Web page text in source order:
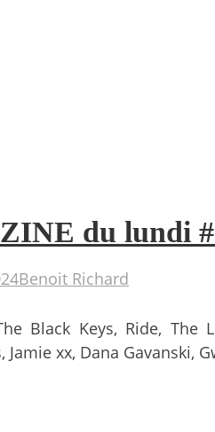
du lundi
Benoit Richard
Black Keys, Ride, The
Jamie xx, Dana Gavanski,